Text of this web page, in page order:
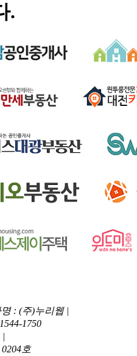
.
: (주)누리웹 |
1750
|
호